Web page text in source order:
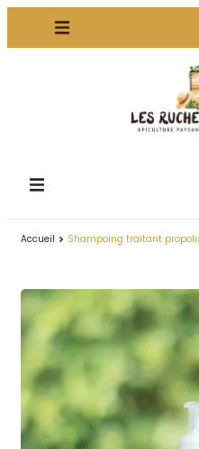
Accueil Shampoing traitant